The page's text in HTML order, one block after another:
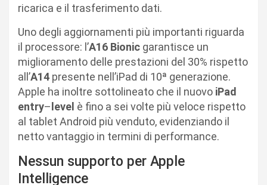
ricarica e il trasferimento dati.
Uno degli aggiornamenti più importanti riguarda
il processore: l’A16 Bionic garantisce un
miglioramento delle prestazioni del 30% rispetto
all’A14 presente nell’iPad di 10ª generazione.
Apple ha inoltre sottolineato che il nuovo iPad
entry–level è fino a sei volte più veloce rispetto
al tablet Android più venduto, evidenziando il
netto vantaggio in termini di performance.
Nessun supporto per Apple
Intelligence